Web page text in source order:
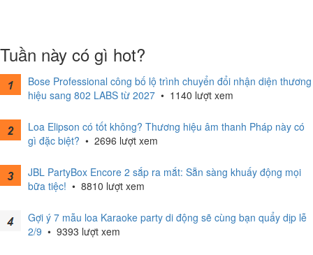
Tuần này có gì hot?
Bose Professional công bố lộ trình chuyển đổi nhận diện thương
hiệu sang 802 LABS từ 2027 • 1140 lượt xem
Loa Elipson có tốt không? Thương hiệu âm thanh Pháp này có
gì đặc biệt? • 2696 lượt xem
JBL PartyBox Encore 2 sắp ra mắt: Sẵn sàng khuấy động mọi
bữa tiệc! • 8810 lượt xem
Gợi ý 7 mẫu loa Karaoke party di động sẽ cùng bạn quẩy dịp lễ
2/9 • 9393 lượt xem